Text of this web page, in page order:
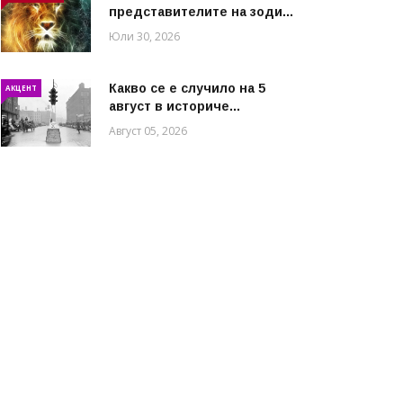
представителите на зоди...
Юли 30, 2026
АКЦЕНТ
Какво се е случило на 5
август в историче...
Август 05, 2026